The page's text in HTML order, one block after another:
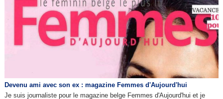
Devenu ami avec son ex : magazine Femmes d'Aujourd'hui
Je suis journaliste pour le magazine belge Femmes d'Aujourd'hui et je